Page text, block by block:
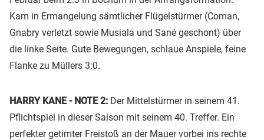
Kam in Ermangelung sämtlicher Flügelstürmer (Coman,
Gnabry verletzt sowie Musiala und Sané geschont) über
die linke Seite. Gute Bewegungen, schlaue Anspiele, feine
Flanke zu Müllers 3:0.
HARRY KANE - NOTE 2: Der Mittelstürmer in seinem 41.
Pflichtspiel in dieser Saison mit seinem 40. Treffer. Ein
perfekter getimter Freistoß an der Mauer vorbei ins rechte